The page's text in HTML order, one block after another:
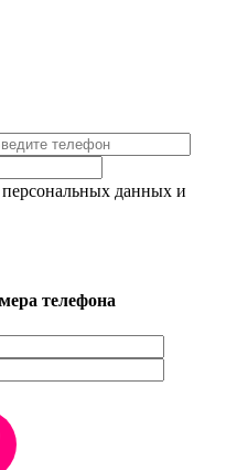
персональных данных и
телефона